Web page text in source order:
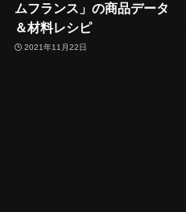
ムフランス」の商品データ
＆材料レシピ
2021年11月22日